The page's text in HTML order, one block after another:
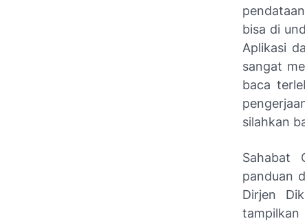
bisa di
Aplikasi
sangat
baca
silahkan
Sahabat
panduan
Dirjen